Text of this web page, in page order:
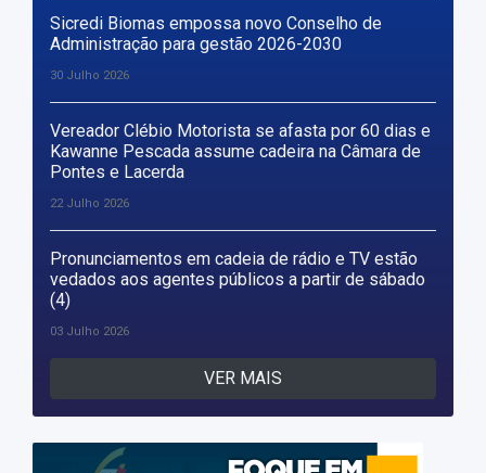
Sicredi Biomas empossa novo Conselho de
Administração para gestão 2026-2030
30 Julho 2026
Vereador Clébio Motorista se afasta por 60 dias e
Kawanne Pescada assume cadeira na Câmara de
Pontes e Lacerda
22 Julho 2026
Pronunciamentos em cadeia de rádio e TV estão
vedados aos agentes públicos a partir de sábado
(4)
03 Julho 2026
VER MAIS